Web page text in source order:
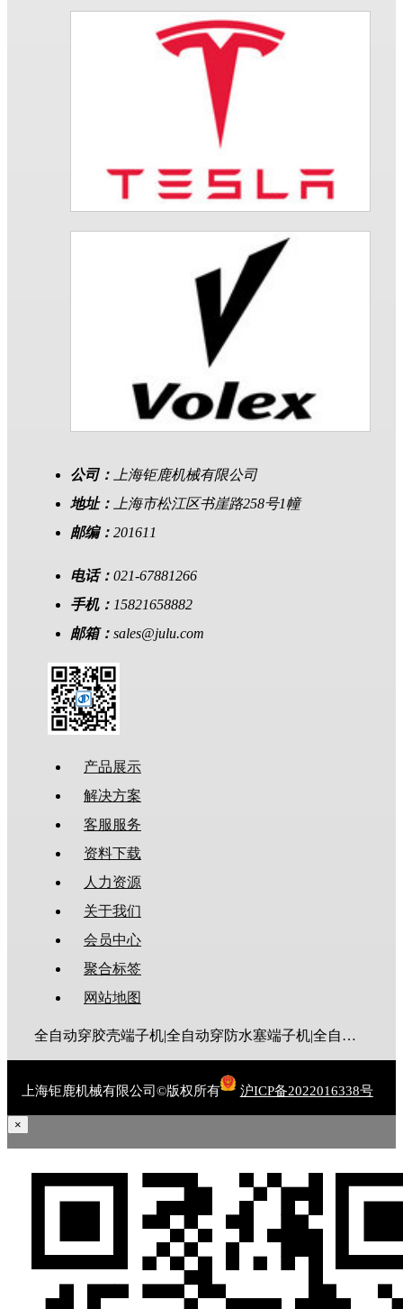
公司：
上海钜鹿机械有限公司
地址：
上海市松江区书崖路258号1幢
邮编： 201611
电话： 021-67881266
手机： 15821658882
邮箱： sales@julu.com
产品展示
解决方案
客服服务
资料下载
人力资源
关于我们
会员中心
聚合标签
网站地图
全自动穿胶壳端子机|全自动穿防水塞端子机|全自动穿热缩管端子机|全自动穿护套端子机|全自动穿号码管端子机|全自动端子机|全自动穿防水栓端子机|端子压着机|端子压接机|静音端子机|多芯线端子机|护套线端子机|全自动排线端子机|新能源大平方压接机|电脑剥线机|自动剥线机|裁线机|剥线机
上海钜鹿机械有限公司©版权所有 沪ICP备2022016338号
×